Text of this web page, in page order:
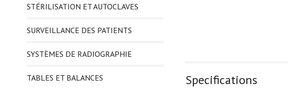
STÉRILISATION ET AUTOCLAVES
SURVEILLANCE DES PATIENTS
SYSTÈMES DE RADIOGRAPHIE
TABLES ET BALANCES Specifications